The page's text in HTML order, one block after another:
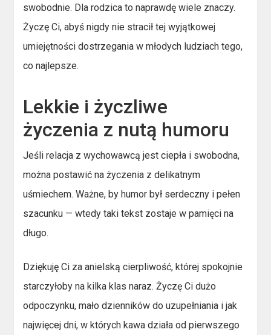
swobodnie. Dla rodzica to naprawdę wiele znaczy.
Życzę Ci, abyś nigdy nie stracił tej wyjątkowej
umiejętności dostrzegania w młodych ludziach tego,
co najlepsze.
Lekkie i życzliwe
życzenia z nutą humoru
Jeśli relacja z wychowawcą jest ciepła i swobodna,
można postawić na życzenia z delikatnym
uśmiechem. Ważne, by humor był serdeczny i pełen
szacunku — wtedy taki tekst zostaje w pamięci na
długo.
Dziękuję Ci za anielską cierpliwość, której spokojnie
starczyłoby na kilka klas naraz. Życzę Ci dużo
odpoczynku, mało dzienników do uzupełniania i jak
najwięcej dni, w których kawa działa od pierwszego